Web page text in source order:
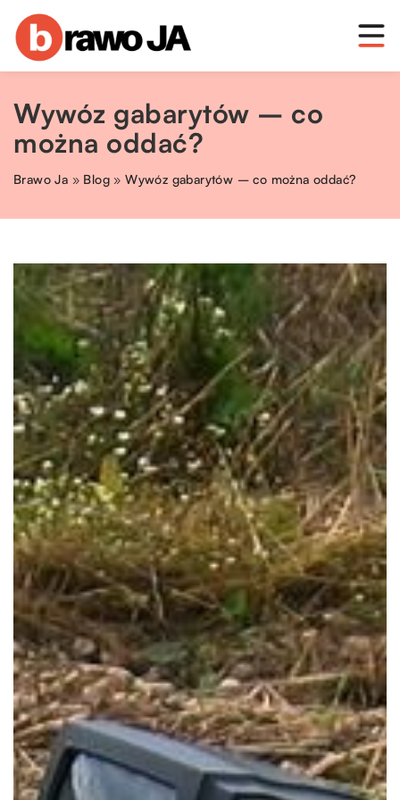
Wywóz gabarytów – co
można oddać?
Brawo Ja » Blog »Wywóz gabarytów – co można oddać?